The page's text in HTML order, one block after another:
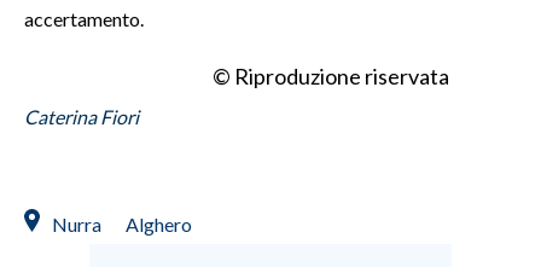
3 MINUTI CON
ANNUNCI
accertamento.
© Riproduzione riservata
Caterina Fiori
Nurra Alghero